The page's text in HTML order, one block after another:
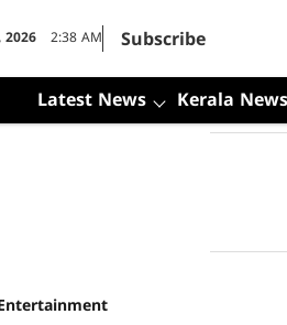
2026 2:38 AM Subscribe
Latest News Kerala News